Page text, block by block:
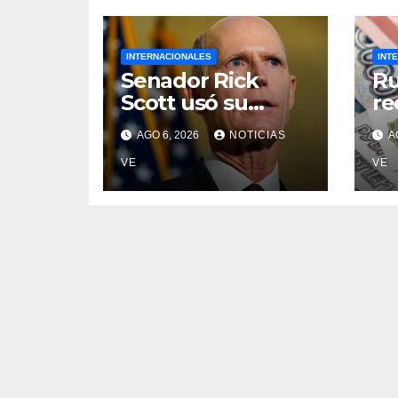
INTERNACIONALES
Senador Rick
Scott usó su
influencia para
acelerar las
elecciones en
Venezuela
AGO 6, 2026 NOTICIAS
VE VE